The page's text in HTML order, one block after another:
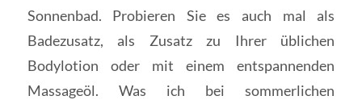
Sonnenbad. Probieren Sie es auch mal als
Badezusatz, als Zusatz zu Ihrer üblichen
Bodylotion oder mit einem entspannenden
Massageöl. Was ich bei sommerlichen